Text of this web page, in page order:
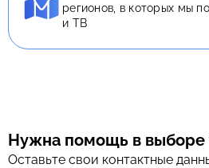
регионов, в которых мы
и ТВ
Нужна помощь в выборе
Оставьте свои контактные